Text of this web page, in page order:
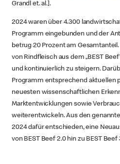
Grandl et. al.].
2024 waren über 4.300
Programm eingebunden und der
betrug 20 Prozent am
von Rindfleisch aus dem „BEST
und kontinuierlich zu steigern.
Programm entsprechend aktuellen
neuesten wissenschaftlichen
Marktentwicklungen sowie
weiterentwickeln. Aus den
2024 dafür entschieden, eine
von BEST Beef 2.0 hin zu BEST